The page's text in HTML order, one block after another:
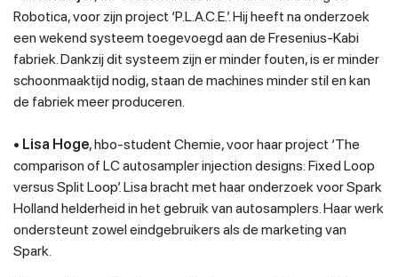
Robotica, voor zijn project ‘P.L.A.C.E.’. Hij heeft na onderzoek
een wekend systeem toegevoegd aan de Fresenius-Kabi
fabriek. Dankzij dit systeem zijn er minder fouten, is er minder
schoonmaaktijd nodig, staan de machines minder stil en kan
de fabriek meer produceren.
• Lisa Hoge, hbo-student Chemie, voor haar project ‘The
comparison of LC autosampler injection designs: Fixed Loop
versus Split Loop’. Lisa bracht met haar onderzoek voor Spark
Holland helderheid in het gebruik van autosamplers. Haar werk
ondersteunt zowel eindgebruikers als de marketing van
Spark.